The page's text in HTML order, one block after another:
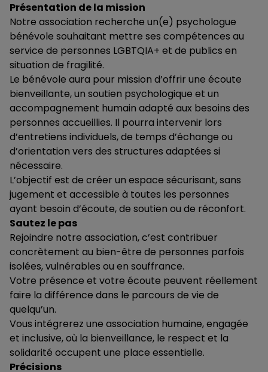
Présentation de la mission
Notre association recherche un(e) psychologue
bénévole souhaitant mettre ses compétences au
service de personnes LGBTQIA+ et de publics en
situation de fragilité.
Le bénévole aura pour mission d’offrir une écoute
bienveillante, un soutien psychologique et un
accompagnement humain adapté aux besoins des
personnes accueillies. Il pourra intervenir lors
d’entretiens individuels, de temps d’échange ou
d’orientation vers des structures adaptées si
nécessaire.
L’objectif est de créer un espace sécurisant, sans
jugement et accessible à toutes les personnes
ayant besoin d’écoute, de soutien ou de réconfort.
Sautez le pas
Rejoindre notre association, c’est contribuer
concrètement au bien-être de personnes parfois
isolées, vulnérables ou en souffrance.
Votre présence et votre écoute peuvent réellement
faire la différence dans le parcours de vie de
quelqu’un.
Vous intégrerez une association humaine, engagée
et inclusive, où la bienveillance, le respect et la
solidarité occupent une place essentielle.
Précisions